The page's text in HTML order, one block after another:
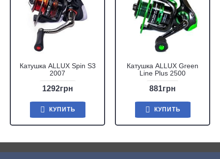
Катушка ALLUX Spin S3
2007
1292грн
КУПИТЬ
Катушка ALLUX Green
Line Plus 2500
881грн
КУПИТЬ